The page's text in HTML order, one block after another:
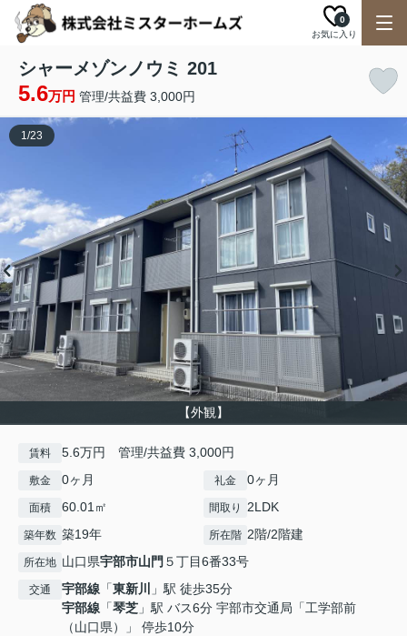
お気に入り
0
シャーメゾンノウミ 201
5.6万円 管理/共益費 3,000円
【外観】
1/23
賃料 5.6万円 管理/共益費 3,000円
敷金 0ヶ月 礼金 0ヶ月
面積 60.01㎡ 間取り 2LDK
築年数 築19年 所在階 2階/2階建
所在地 山口県宇部市山門 ５丁目6番33号
交通 宇部線 「東新川
」駅 徒歩35分
宇部線 「琴芝 」駅 バス6分 宇部市交通局「工学部前
（山口県）」 停歩10分